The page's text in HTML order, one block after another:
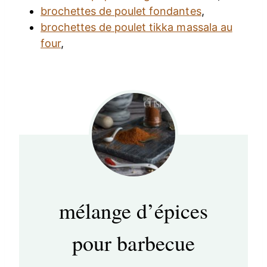
brochettes de poulet fondantes,
brochettes de poulet tikka massala au
four,
mélange d’épices
pour barbecue